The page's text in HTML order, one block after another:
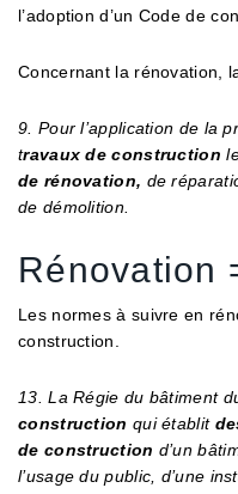
l’adoption d’un Code de
Concernant la rénovation,
9. Pour l’application de la
travaux de construction
de rénovation, de
de démolition.
Rénovation
Les normes à suivre en
construction.
13. La Régie du bâtiment
construction qui établit
de construction d’un
l’usage du public, d’une